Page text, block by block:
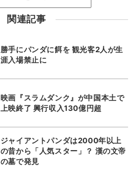
関連記事
勝手にパンダに餌を 観光客2人が生
涯入場禁止に
映画『スラムダンク』が中国本土で
上映終了 興行収入130億円超
ジャイアントパンダは2000年以上
の昔から「人気スター」？ 漢の文帝
の墓で発見